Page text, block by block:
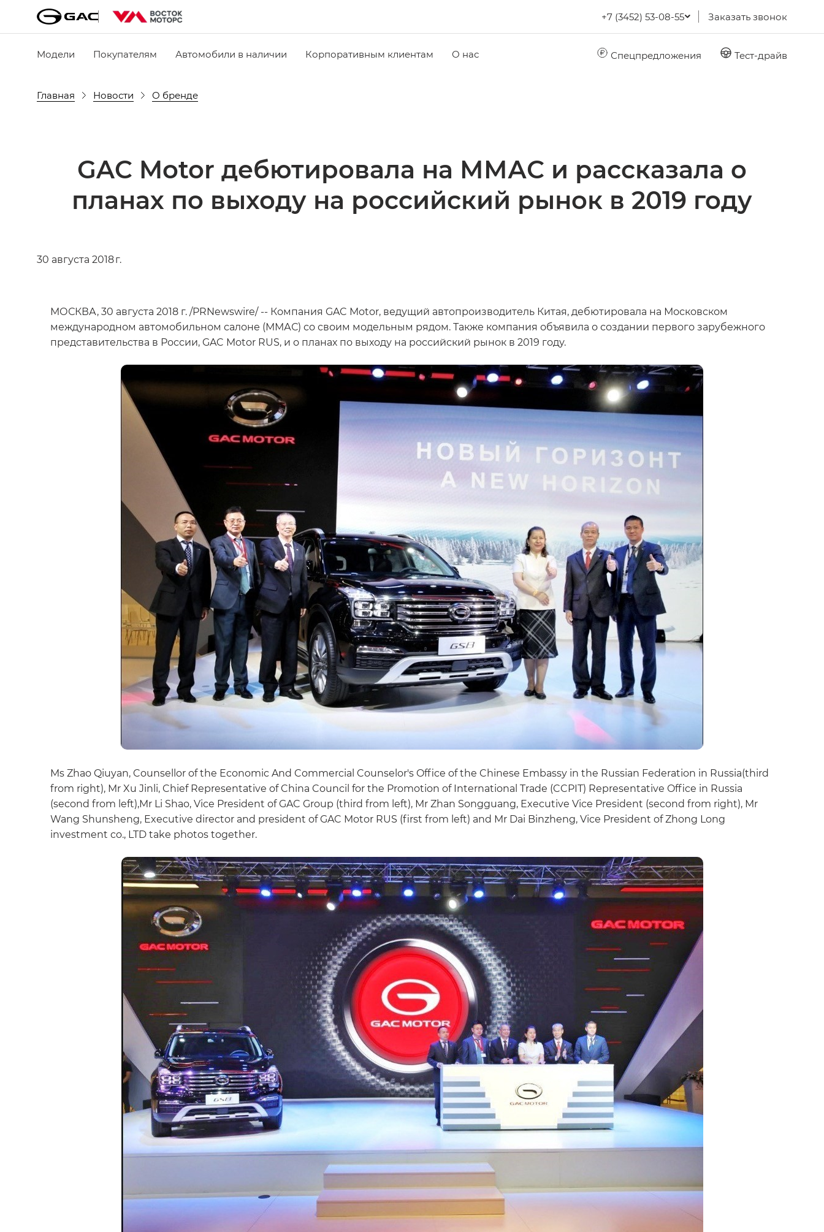
+7 (3452) 53-08-55 Заказать звонок
Модели Покупателям Автомобили в наличии Корпоративным клиентам О нас Спецпредложения Тест-драйв
Главная Новости О бренде
GAC Motor дебютировала на ММАС и рассказала о
планах по выходу на российский рынок в 2019 году
30 августа 2018 г.
МОСКВА, 30 августа 2018 г. /PRNewswire/ -- Компания GAC Motor, ведущий автопроизводитель Китая, дебютировала на Московском
международном автомобильном салоне (ММАС) со своим модельным рядом. Также компания объявила о создании первого зарубежного
представительства в России, GAC Motor RUS, и о планах по выходу на российский рынок в 2019 году.
Ms Zhao Qiuyan, Counsellor of the Economic And Commercial Counselor's Office of the Chinese Embassy in the Russian Federation in Russia(third
from right), Mr Xu Jinli, Chief Representative of China Council for the Promotion of International Trade (CCPIT) Representative Office in Russia
(second from left),Mr Li Shao, Vice President of GAC Group (third from left), Mr Zhan Songguang, Executive Vice President (second from right), Mr
Wang Shunsheng, Executive director and president of GAC Motor RUS (first from left) and Mr Dai Binzheng, Vice President of Zhong Long
investment co., LTD take photos together.